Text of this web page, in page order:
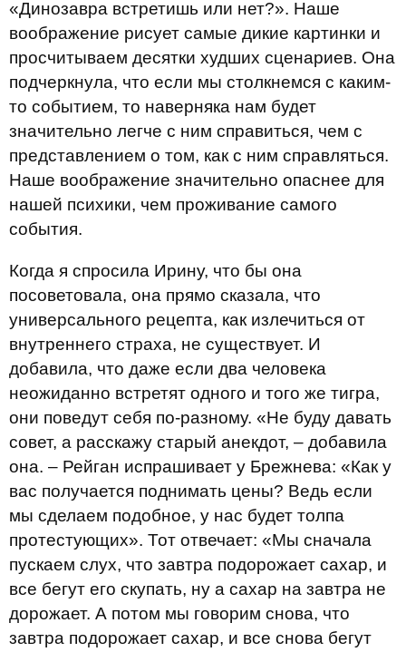
«Динозавра встретишь или нет?». Наше
воображение рисует самые дикие картинки и
просчитываем десятки худших сценариев. Она
подчеркнула, что если мы столкнемся с каким-
то событием, то наверняка нам будет
значительно легче с ним справиться, чем с
представлением о том, как с ним справляться.
Наше воображение значительно опаснее для
нашей психики, чем проживание самого
события.
Когда я спросила Ирину, что бы она
посоветовала, она прямо сказала, что
универсального рецепта, как излечиться от
внутреннего страха, не существует. И
добавила, что даже если два человека
неожиданно встретят одного и того же тигра,
они поведут себя по-разному. «Не буду давать
совет, а расскажу старый анекдот, – добавила
она. – Рейган испрашивает у Брежнева: «Как у
вас получается поднимать цены? Ведь если
мы сделаем подобное, у нас будет толпа
протестующих». Тот отвечает: «Мы сначала
пускаем слух, что завтра подорожает сахар, и
все бегут его скупать, ну а сахар на завтра не
дорожает. А потом мы говорим снова, что
завтра подорожает сахар, и все снова бегут